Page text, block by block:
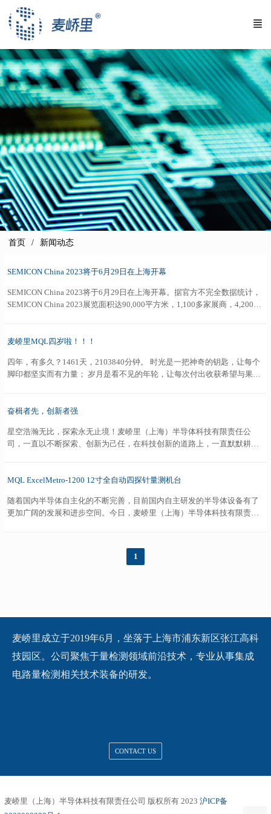
首页 新闻动态
SEMICON China 2023将于6月29日在上海开幕
SEMICON China 2023将于6月29日在上海开幕。据官方不完全数据统计，
SEMICON China 2023展览面积达90,000平方米，1,100多家展商，4,200多
体专业展。
麦峤里MQL四岁啦！！！
四年，有多久？1461天，2103840分钟。 时光是一把神奇的钥匙，让每个
脚印都坚实而有力量； 岁月是看不见的年轮，让每次付出收获希望与果
奋楫者先，创新者强
星空浩瀚无比，探索永无止境！麦峤里（上海）半导体科技有限责任公
司，一直以不断探索、创新为己任，在科技创新的道路上，一直默默耕
及其测量方法、导电薄膜方块电阻多探针测量方法及测量头方面获得专利
百舸争流，奋楫者先，千帆竟发，创新者强！
MQL ExcelMetro-1200 12寸全自动四探针量测机台
随着国内半导体自主化的不断完善，目前国内自主研发的半导体设备有了
更加广阔的发展和进步空间。今日，麦峤里（上海）半导体科技有限责任
1
麦峤里成立于2019年6月，坐落于上海市浦东新区张江高科
技园区。公司聚焦于量检测领域前沿技术，专业从事集成
电路量检测相关技术装备的研发。
CONTACT US
麦峤里（上海）半导体科技有限责任公司 版权所有 2023沪ICP备